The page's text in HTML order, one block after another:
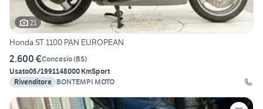
21
Honda ST 1100 PAN EUROPEAN
2.600 €Concesio(BS)
Usato05/1991148000 KmSport
Rivenditore BONTEMPI MOTO